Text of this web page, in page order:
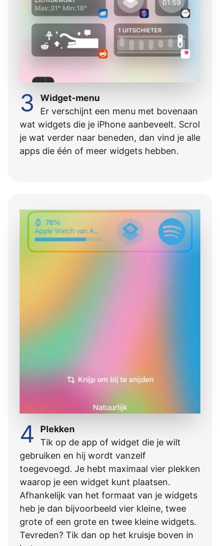
3
Widget-menu
Er verschijnt een menu met bovenaan
wat widgets die je iPhone aanbeveelt. Scrol
je wat verder naar beneden, dan vind je alle
apps die één of meer widgets hebben.
4
Plekken
Tik op de app of widget die je wilt
gebruiken en hij wordt vanzelf
toegevoegd. Je hebt maximaal vier plekken
waarop je een widget kunt plaatsen.
Afhankelijk van het formaat van je widgets
heb je dan bijvoorbeeld vier kleine, twee
grote of een grote en twee kleine widgets.
Tevreden? Tik dan op het kruisje boven in